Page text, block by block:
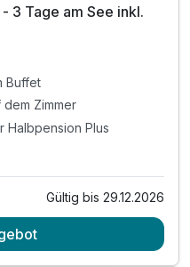
3 Tage am See inkl.
Buffet
Zimmer
Halbpension Plus
Buffet
Gültig bis 29.12.2026